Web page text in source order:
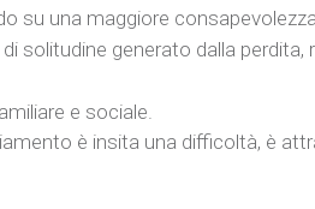
su una maggiore
solitudine generato dalla perdita,
e sociale.
è insita una difficoltà, è